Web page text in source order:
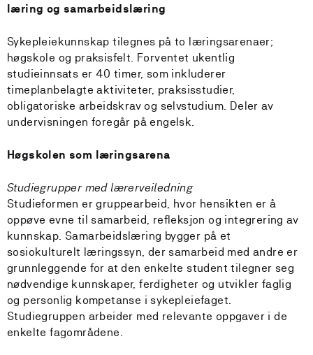
læring og samarbeidslæring
Sykepleiekunnskap tilegnes på to læringsarenaer;
høgskole og praksisfelt. Forventet ukentlig
studieinnsats er 40 timer, som inkluderer
timeplanbelagte aktiviteter, praksisstudier,
obligatoriske arbeidskrav og selvstudium. Deler av
undervisningen foregår på engelsk.
Høgskolen som læringsarena
Studiegrupper med lærerveiledning
Studieformen er gruppearbeid, hvor hensikten er å
oppøve evne til samarbeid, refleksjon og integrering av
kunnskap. Samarbeidslæring bygger på et
sosiokulturelt læringssyn, der samarbeid med andre er
grunnleggende for at den enkelte student tilegner seg
nødvendige kunnskaper, ferdigheter og utvikler faglig
og personlig kompetanse i sykepleiefaget.
Studiegruppen arbeider med relevante oppgaver i de
enkelte fagområdene.